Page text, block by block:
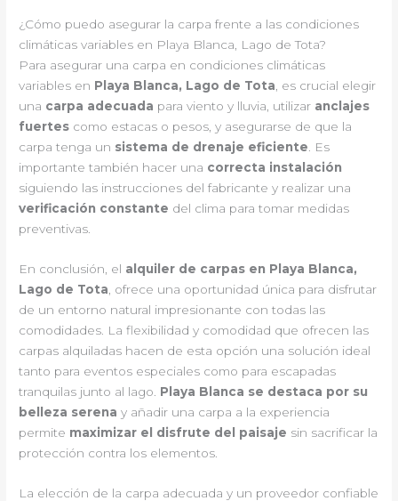
¿Cómo puedo asegurar la carpa frente a las condiciones
climáticas variables en Playa Blanca, Lago de Tota?
Para asegurar una carpa en condiciones climáticas
variables en Playa Blanca, Lago de Tota , es crucial elegir
una carpa adecuada para viento y lluvia, utilizar anclajes
fuertes como estacas o pesos, y asegurarse de que la
carpa tenga un sistema de drenaje eficiente . Es
importante también hacer una correcta instalación
siguiendo las instrucciones del fabricante y realizar una
verificación constante del clima para tomar medidas
preventivas.
En conclusión, el alquiler de carpas en Playa Blanca,
Lago de Tota , ofrece una oportunidad única para disfrutar
de un entorno natural impresionante con todas las
comodidades. La flexibilidad y comodidad que ofrecen las
carpas alquiladas hacen de esta opción una solución ideal
tanto para eventos especiales como para escapadas
tranquilas junto al lago. Playa Blanca se destaca por su
belleza serena y añadir una carpa a la experiencia
permite maximizar el disfrute del paisaje sin sacrificar la
protección contra los elementos.
La elección de la carpa adecuada y un proveedor confiable